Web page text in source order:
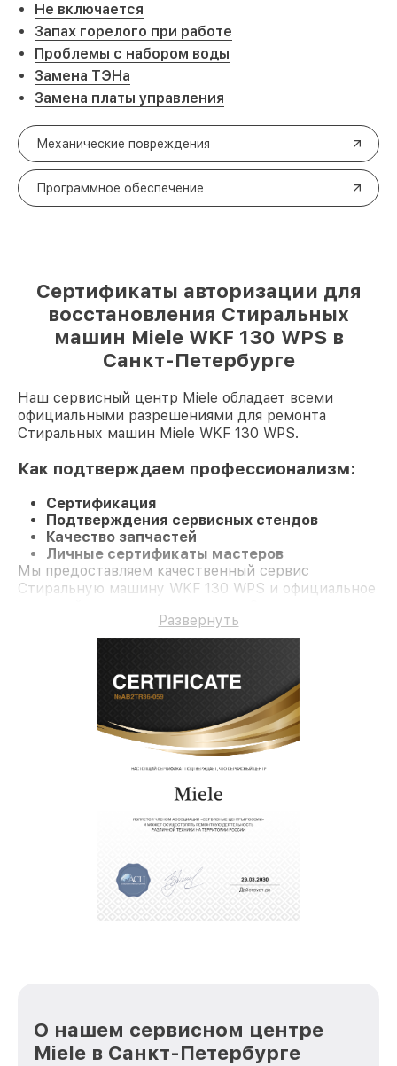
Не включается
Запах горелого при работе
Проблемы с набором воды
Замена ТЭНа
Замена платы управления
Механические повреждения
Программное обеспечение
Сертификаты авторизации для
восстановления Стиральных
машин Miele WKF 130 WPS в
Санкт-Петербурге
Наш сервисный центр Miele обладает всеми
официальными разрешениями для ремонта
Стиральных машин Miele WKF 130 WPS.
Как подтверждаем профессионализм:
Сертификация
Подтверждения сервисных стендов
Качество запчастей
Личные сертификаты мастеров
Мы предоставляем качественный сервис
Стиральную машину WKF 130 WPS и официальное
Развернуть
О нашем сервисном центре
Miele в Санкт-Петербурге